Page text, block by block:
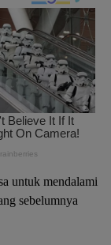
untuk mendalami
sebelumnya